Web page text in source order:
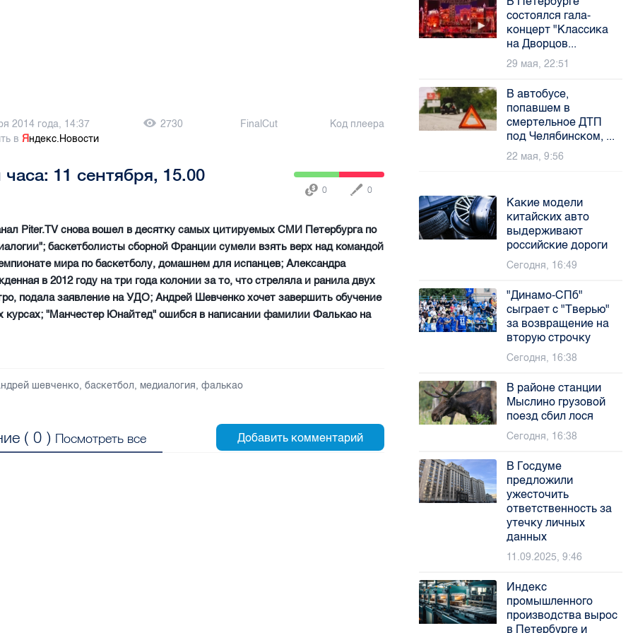
2014 года, 14:37 2730 FinalCut
Код плеера
вЯндекс.Новости
11 сентября, 15.00
0 0
Piter.TV снова вошел в десятку самых цитируемых СМИ Петербурга по
баскетболисты сборной Франции сумели взять верх над командой
мира по баскетболу, домашнем для испанцев; Александра
в 2012 году на три года колонии за то, что стреляла и ранила двух
подала заявление на УДО; Андрей Шевченко хочет завершить обучение
курсах; "Манчестер Юнайтед" ошибся в написании фамилии Фалькао на
шевченко,баскетбол, медиалогия,фалькао
(0 ) Посмотреть все
состоялся гала-
концерт "Классика
на Дворцов...
29 мая, 22:51
В автобусе,
попавшем в
смертельное ДТП
под Челябинском, ...
22 мая, 9:56
Какие модели
китайских авто
выдерживают
российские дороги
Сегодня, 16:49
"Динамо-СПб"
сыграет с "Тверью"
за возвращение на
вторую строчку
Сегодня, 16:38
В районе станции
Мыслино грузовой
поезд сбил лося
Сегодня, 16:38
В Госдуме
предложили
ужесточить
ответственность за
утечку личных
данных
11.09.2025, 9:46
Индекс
промышленного
производства вырос
в Петербурге и